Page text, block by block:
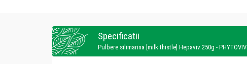
Specificatii
Pulbere silimarina [milk thistle] Hepaviv 250g - PHYTOVIV